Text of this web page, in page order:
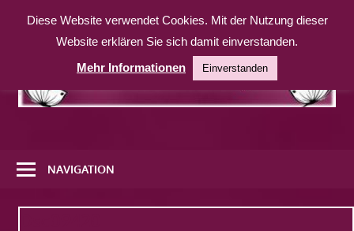
Inhalt
weitere
Website
NAVIGATION
Diese Website verwendet Cookies. Mit der Nutzung dieser
Website erklären Sie sich damit einverstanden.
Mehr Informationen
Einverstanden